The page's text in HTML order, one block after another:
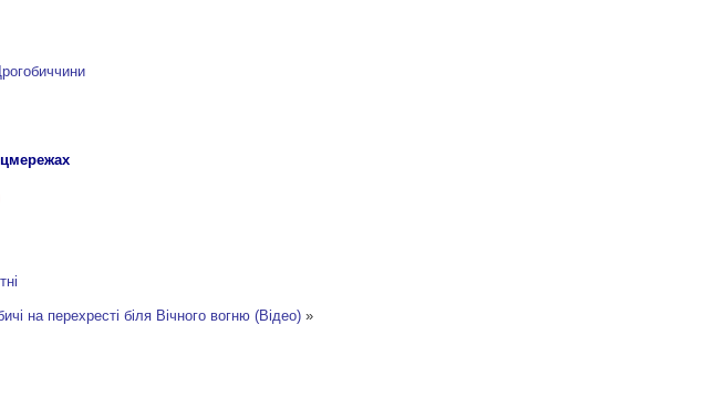
на перехресті біля Вічного вогню (Відео)»